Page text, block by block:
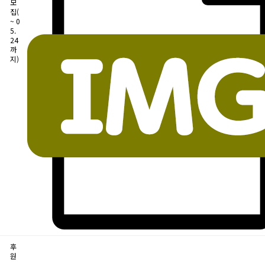
모
집(
~ 0
5.
24
까
지)
후
원